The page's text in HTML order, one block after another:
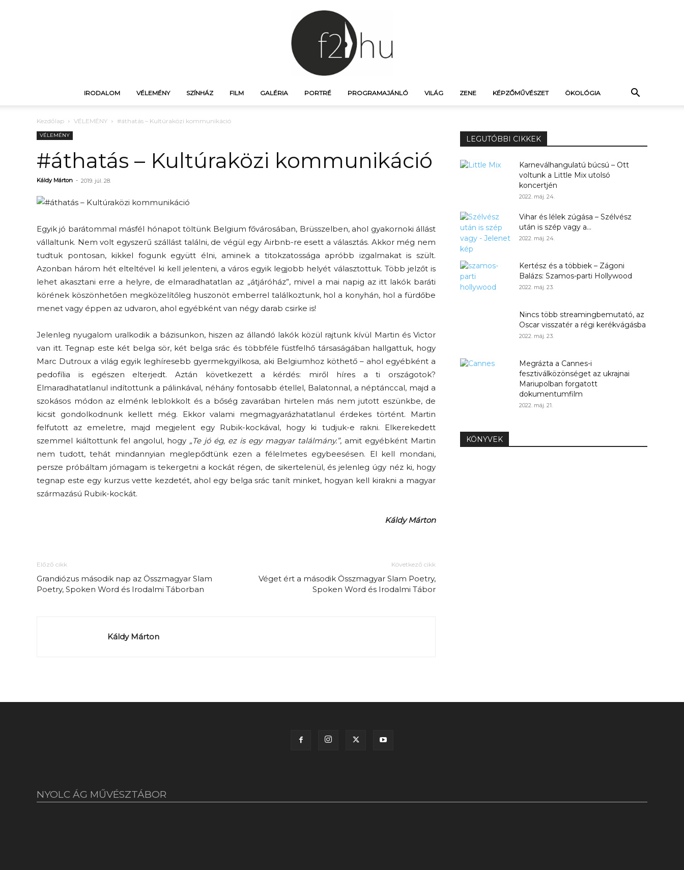
A
százada
IRODALOM VÉLEMÉNY SZÍNHÁZ FILM GALÉRIA PORTRÉ PROGRAMAJÁNLÓ VILÁG ZENE KÉPZŐMŰVÉSZET ÖKOLÓGIA
Kezdőlap VÉLEMÉNY #áthatás – Kultúraközi kommunikáció
VÉLEMÉNY
#áthatás – Kultúraközi kommunikáció
Káldy Márton - 2019. júl. 28.
Egyik jó barátommal másfél hónapot töltünk Belgium fővárosában, Brüsszelben, ahol gyakornoki állást
vállaltunk. Nem volt egyszerű szállást találni, de végül egy Airbnb-re esett a választás. Akkor még nem
tudtuk pontosan, kikkel fogunk együtt élni, aminek a titokzatossága apróbb izgalmakat is szült.
Azonban három hét elteltével ki kell jelenteni, a város egyik legjobb helyét választottuk. Több jelzőt is
lehet akasztani erre a helyre, de elmaradhatatlan az „átjáróház”, mivel a mai napig az itt lakók baráti
körének köszönhetően megközelítőleg huszonöt emberrel találkoztunk, hol a konyhán, hol a fürdőbe
menet vagy éppen az udvaron, ahol egyébként van négy darab csirke is!
Jelenleg nyugalom uralkodik a bázisunkon, hiszen az állandó lakók közül rajtunk kívül Martin és Victor
van itt. Tegnap este két belga sör, két belga srác és többféle füstfelhő társaságában hallgattuk, hogy
Marc Dutroux a világ egyik leghíresebb gyermekgyilkosa, aki Belgiumhoz köthető – ahol egyébként a
pedofília is egészen elterjedt. Aztán következett a kérdés: miről híres a ti országotok?
Elmaradhatatlanul indítottunk a pálinkával, néhány fontosabb étellel, Balatonnal, a néptánccal, majd a
szokásos módon az elménk leblokkolt és a bőség zavarában hirtelen más nem jutott eszünkbe, de
kicsit gondolkodnunk kellett még. Ekkor valami megmagyarázhatatlanul érdekes történt. Martin
felfutott az emeletre, majd megjelent egy Rubik-kockával, hogy ki tudjuk-e rakni. Elkerekedett
szemmel kiáltottunk fel angolul, hogy „Te jó ég, ez is egy magyar találmány.”, amit egyébként Martin
nem tudott, tehát mindannyian meglepődtünk ezen a félelmetes egybeesésen. El kell mondani,
persze próbáltam jómagam is tekergetni a kockát régen, de sikertelenül, és jelenleg úgy néz ki, hogy
tegnap este egy kurzus vette kezdetét, ahol egy belga srác tanít minket, hogyan kell kirakni a magyar
származású Rubik-kockát.
Káldy Márton
Előző cikk
Grandiózus második nap az Összmagyar Slam
Poetry, Spoken Word és Irodalmi Táborban
Következő cikk
Véget ért a második Összmagyar Slam Poetry,
Spoken Word és Irodalmi Tábor
Káldy Márton
LEGUTÓBBI CIKKEK
Karneválhangulatú búcsú – Ott
voltunk a Little Mix utolsó
koncertjén
2022. máj. 24.
Vihar és lélek zúgása – Szélvész
után is szép vagy a...
2022. máj. 24.
Kertész és a többiek – Zágoni
Balázs: Szamos-parti Hollywood
2022. máj. 23.
Nincs több streamingbemutató, az
Oscar visszatér a régi kerékvágásba
2022. máj. 23.
Megrázta a Cannes-i
fesztiválközönséget az ukrajnai
Mariupolban forgatott
dokumentumfilm
2022. máj. 21.
KÖNYVEK
NYOLC ÁG MŰVÉSZTÁBOR